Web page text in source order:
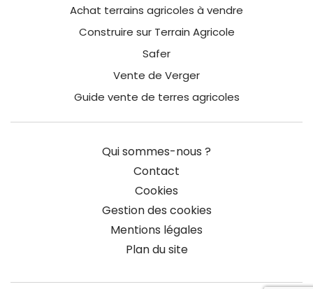
Achat terrains agricoles à vendre
Construire sur Terrain Agricole
Safer
Vente de Verger
Guide vente de terres agricoles
Qui sommes-nous ?
Contact
Cookies
Gestion des cookies
Mentions légales
Plan du site